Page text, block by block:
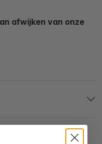
afwijken van onze